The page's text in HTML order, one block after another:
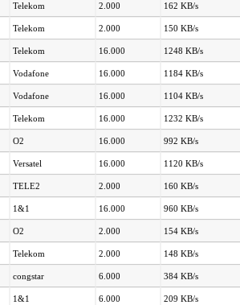
Telekom 2.000 162 KB/s
Telekom 2.000 150 KB/s
Telekom 16.000 1248 KB/s
Vodafone 16.000 1184 KB/s
Vodafone 16.000 1104 KB/s
Telekom 16.000 1232 KB/s
O2 16.000 992 KB/s
Versatel 16.000 1120 KB/s
TELE2 2.000 160 KB/s
1&1 16.000 960 KB/s
O2 2.000 154 KB/s
Telekom 2.000 148 KB/s
congstar 6.000 384 KB/s
1&1 6.000 209 KB/s